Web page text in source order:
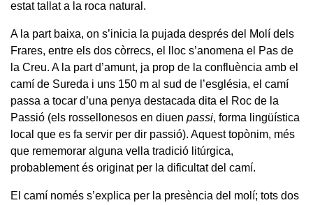
estat tallat a la roca natural.
A la part baixa, on s’inicia la pujada després del Molí dels
Frares, entre els dos còrrecs, el lloc s’anomena el Pas de
la Creu. A la part d’amunt, ja prop de la confluència amb el
camí de Sureda i uns 150 m al sud de l’església, el camí
passa a tocar d’una penya destacada dita el Roc de la
Passió (els rossellonesos en diuen passi, forma lingüística
local que es fa servir per dir passió). Aquest topònim, més
que rememorar alguna vella tradició litúrgica,
probablement és originat per la dificultat del camí.
El camí només s’explica per la presència del molí; tots dos